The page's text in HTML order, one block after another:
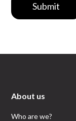
Submit
About us
Who are we?